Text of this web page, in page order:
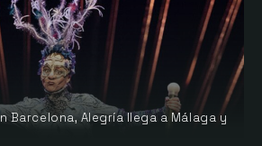
Barcelona, Alegría llega a Málaga y